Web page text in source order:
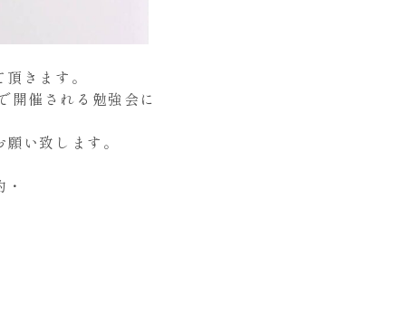
きます。
開催される勉強会に
い致します。